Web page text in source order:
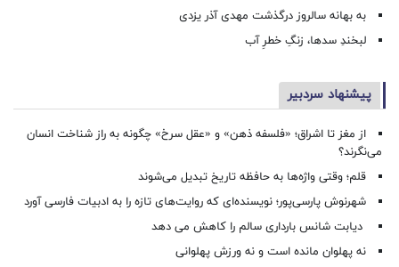
به بهانه سالروز درگذشت مهدی آذر یزدی
لبخندِ سدها، زنگِ خطرِ آب
پیشنهاد سردبیر
از مغز تا اشراق؛ «فلسفه ذهن» و «عقل سرخ» چگونه به راز شناخت انسان
می‌نگرند؟
قلم؛ وقتی واژه‌ها به حافظه تاریخ تبدیل می‌شوند
شهرنوش پارسی‌پور؛ نویسنده‌ای که روایت‌های تازه را به ادبیات فارسی آورد
دیابت شانس بارداری سالم را کاهش می دهد
نه پهلوان مانده است و نه ورزش پهلوانی